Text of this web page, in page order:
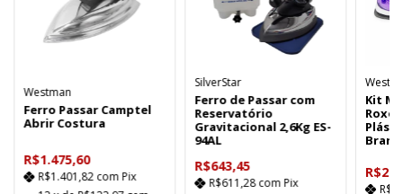
Westman
Ferro Passar Camptel
Abrir Costura
R$1.475,60
R$1.401,82 com Pix
SilverStar
Ferro de Passar com
Reservatório
Gravitacional 2,6Kg ES-
94AL
R$643,45
R$611,28com Pix
Kit
Roxo